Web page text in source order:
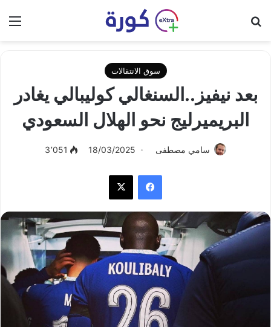
سوق الانتقالات
بعد نيفيز..السنغالي كوليبالي يغادر
البريميرليج نحو الهلال السعودي
سامي مصطفى 18/03/2025 3٬051
فيسبوك